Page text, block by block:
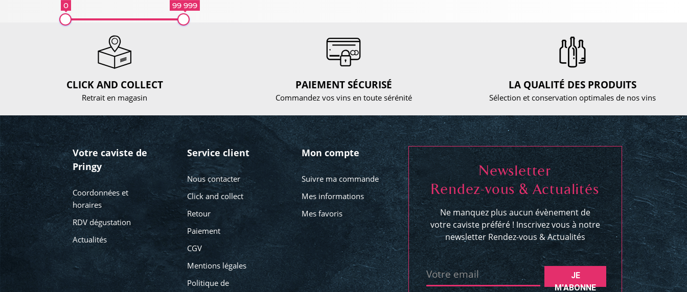
0 99 999
CLICK AND COLLECT
Retrait en magasin
PAIEMENT SÉCURISÉ
Commandez vos vins en toute sérénité
LA QUALITÉ DES PRODUITS
Sélection et conservation optimales de nos vins
Votre caviste de
Pringy
Coordonnées et
horaires
RDV dégustation
Actualités
Service client
Nous contacter
Click and collect
Retour
Paiement
CGV
Mentions légales
Politique de
Mon compte
Suivre ma commande
Mes informations
Mes favoris
Newsletter
Rendez-vous & Actualités
Ne manquez plus aucun évènement de
votre caviste préféré ! Inscrivez vous à notre
newsletter Rendez-vous & Actualités
Votre email
JE
M'ABONNE